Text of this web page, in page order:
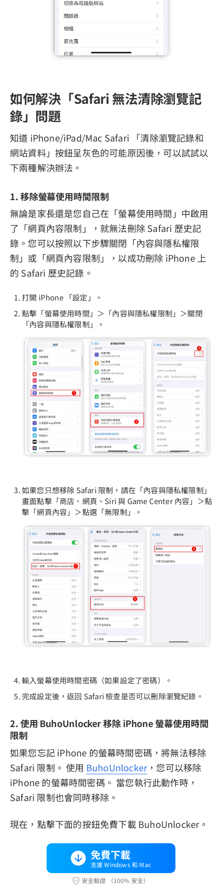
如何解決「Safari 無法清除瀏覽記
錄」問題
知道 iPhone/iPad/Mac Safari 「清除瀏覽記錄和
網站資料」按鈕呈灰色的可能原因後，可以試試以
下兩種解決辦法。
1. 移除螢幕使用時間限制
無論是家長還是您自己在「螢幕使用時間」中啟用
了「網頁內容限制」，就無法刪除 Safari 歷史記
錄。您可以按照以下步驟關閉「內容與隱私權限
制」或「網頁內容限制」，以成功刪除 iPhone 上
的 Safari 歷史記錄。
打開 iPhone 「設定」。
點擊「螢幕使用時間」＞「內容與隱私權限制」＞關閉
「內容與隱私權限制」。
如果您只想移除 Safari 限制，請在「內容與隱私權限制」
畫面點擊「商店、網頁、Siri 與 Game Center 內容」＞點
擊「網頁內容」＞點選「無限制」。
輸入螢幕使用時間密碼（如果設定了密碼）。
完成設定後，返回 Safari 檢查是否可以刪除瀏覽紀錄。
2. 使用 BuhoUnlocker 移除 iPhone 螢幕使用時間
限制
如果您忘記 iPhone 的螢幕時間密碼，將無法移除
Safari 限制。 使用 BuhoUnlocker ，您可以移除
iPhone 的螢幕時間密碼。 當您執行此動作時，
Safari 限制也會同時移除。
現在，點擊下面的按鈕免費下載 BuhoUnlocker。
免費下載
支援 Windows 和 Mac
安全驗證 （100% 安全）